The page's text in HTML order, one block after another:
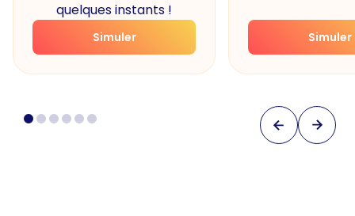
quelques instants !
Simuler Simuler